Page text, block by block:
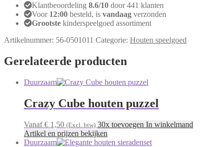
Klantbeoordeling 8.6/10 door 441 klanten
Voor 12:00 besteld, is vandaag verzonden
Grootste kinderspeelgoed assortiment
Artikelnummer: 56-0501011 Categorie: Houten speelgoed
Gerelateerde producten
Duurzaam
Crazy Cube houten puzzel
Vanaf € 1,50 (Excl. btw) 30x toevoegen In winkelmand
Artikel en prijzen bekijken
Duurzaam